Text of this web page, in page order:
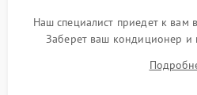
Наш специалист приедет к вам
Заберет ваш кондиционер и